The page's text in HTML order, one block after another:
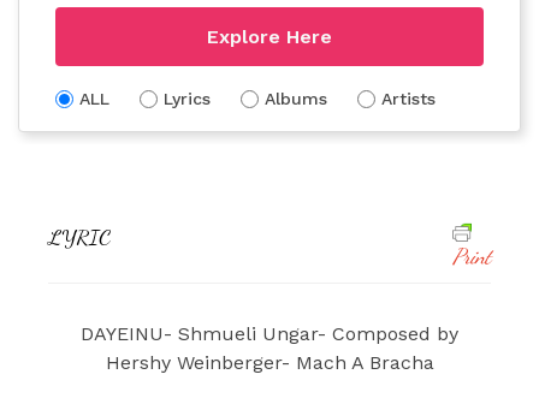
Explore Here
ALL Lyrics Albums Artists
LYRIC
Print
DAYEINU- Shmueli Ungar- Composed by
Hershy Weinberger- Mach A Bracha